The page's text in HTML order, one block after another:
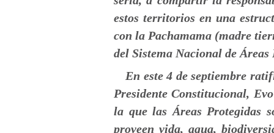
estos territorios en una
con la Pachamama (madre
del Sistema Nacional de Áreas
En este 4 de septiembre
Presidente Constitucional,
la que las Áreas Protegidas
proveen vida, agua,